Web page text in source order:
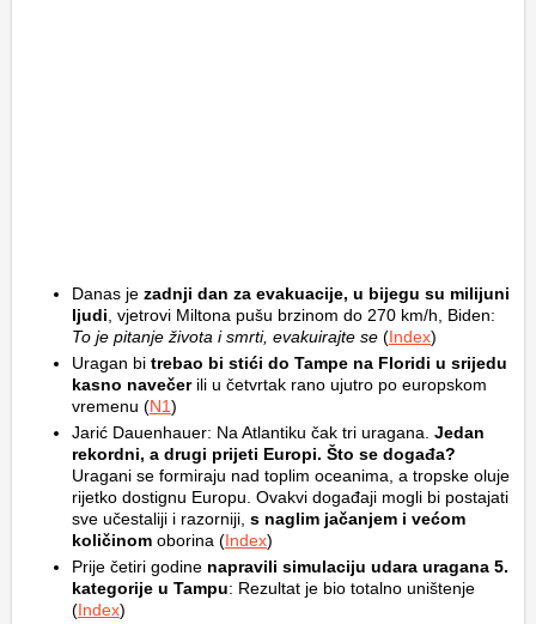
Danas je zadnji dan za evakuacije, u bijegu su milijuni
ljudi , vjetrovi Miltona pušu brzinom do 270 km/h, Biden:
To je pitanje života i smrti, evakuirajte se (Index)
Uragan bi trebao bi stići do Tampe na Floridi u srijedu
kasno navečerili u četvrtak rano ujutro po europskom
vremenu (N1)
Jarić Dauenhauer: Na Atlantiku čak tri uragana. Jedan
rekordni, a drugi prijeti Europi. Što se događa?
Uragani se formiraju nad toplim oceanima, a tropske oluje
rijetko dostignu Europu. Ovakvi događaji mogli bi postajati
sve učestaliji i razorniji, s naglim jačanjem i većom
količinom oborina (Index)
Prije četiri godine napravili simulaciju udara uragana 5.
kategorije u Tampu: Rezultat je bio totalno uništenje
(Index)